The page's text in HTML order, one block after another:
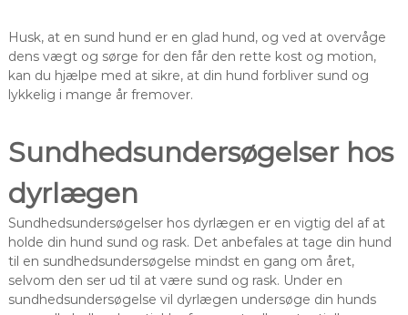
Husk, at en sund hund er en glad hund, og ved at overvåge
dens vægt og sørge for den får den rette kost og motion,
kan du hjælpe med at sikre, at din hund forbliver sund og
lykkelig i mange år fremover.
Sundhedsundersøgelser hos
dyrlægen
Sundhedsundersøgelser hos dyrlægen er en vigtig del af at
holde din hund sund og rask. Det anbefales at tage din hund
til en sundhedsundersøgelse mindst en gang om året,
selvom den ser ud til at være sund og rask. Under en
sundhedsundersøgelse vil dyrlægen undersøge din hunds